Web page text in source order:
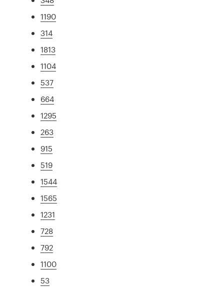
1190
314
1813
1104
537
664
1295
263
915
519
1544
1565
1231
728
792
1100
53